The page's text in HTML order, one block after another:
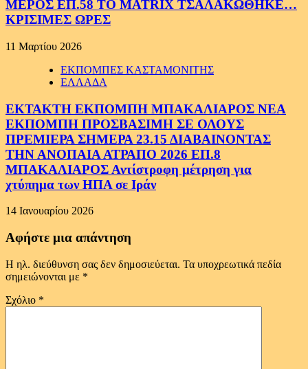
ΜΕΡΟΣ ΕΠ.58 ΤΟ MATRIX ΤΣΑΛΑΚΩΘΗΚΕ…
ΚΡΙΣΙΜΕΣ ΩΡΕΣ
11 Μαρτίου 2026
ΕΚΠΟΜΠΕΣ ΚΑΣΤΑΜΟΝΙΤΗΣ
ΕΛΛΑΔΑ
ΕΚΤΑΚΤΗ ΕΚΠΟΜΠΗ ΜΠΑΚΑΛΙΑΡΟΣ ΝΕΑ
ΕΚΠΟΜΠΗ ΠΡΟΣΒΑΣΙΜΗ ΣΕ ΟΛΟΥΣ
ΠΡΕΜΙΕΡΑ ΣΗΜΕΡΑ 23.15 ΔΙΑΒΑΙΝΟΝΤΑΣ
ΤΗΝ ΑΝΟΠΑΙΑ ΑΤΡΑΠΟ 2026 ΕΠ.8
ΜΠΑΚΑΛΙΑΡΟΣ Αντίστροφη μέτρηση για
χτύπημα των ΗΠΑ σε Ιράν
14 Ιανουαρίου 2026
Αφήστε μια απάντηση
Η ηλ. διεύθυνση σας δεν δημοσιεύεται. Τα υποχρεωτικά πεδία
σημειώνονται με *
Σχόλιο *